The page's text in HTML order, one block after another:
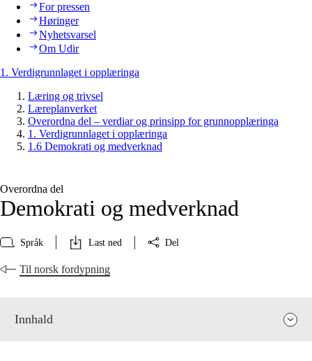
For pressen
Høringer
Nyhetsvarsel
Om Udir
1. Verdigrunnlaget i opplæringa
Læring og trivsel
Læreplanverket
Overordna del – verdiar og prinsipp for grunnopplæringa
1. Verdigrunnlaget i opplæringa
1.6 Demokrati og medverknad
Overordna del
Demokrati og medverknad
Språk Last ned Del
Til norsk fordypning
Innhald